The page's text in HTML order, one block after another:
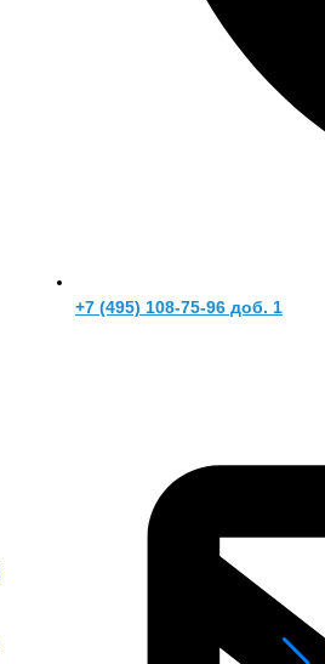
+7 (495) 108-75-96 доб. 1